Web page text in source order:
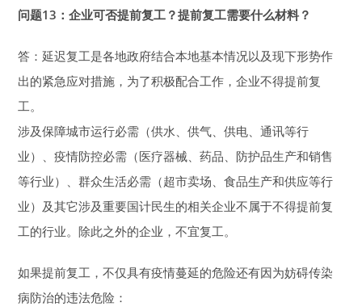
问题13：企业可否提前复工？提前复工需要什么材料？
答：延迟复工是各地政府结合本地基本情况以及现下形势作
出的紧急应对措施，为了积极配合工作，企业不得提前复
工。
涉及保障城市运行必需（供水、供气、供电、通讯等行
业）、疫情防控必需（医疗器械、药品、防护品生产和销售
等行业）、群众生活必需（超市卖场、食品生产和供应等行
业）及其它涉及重要国计民生的相关企业不属于不得提前复
工的行业。除此之外的企业，不宜复工。
如果提前复工，不仅具有疫情蔓延的危险还有因为妨碍传染
病防治的违法危险：